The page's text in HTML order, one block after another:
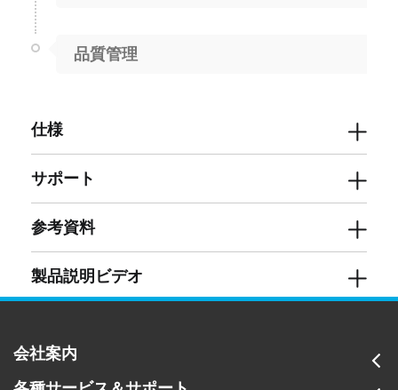
品質管理
仕様
サポート
ソフトウェア
MetaVue Open Source Packages v1.0
参考資料
MetaVue Brochure
製品説明ビデオ
会社案内